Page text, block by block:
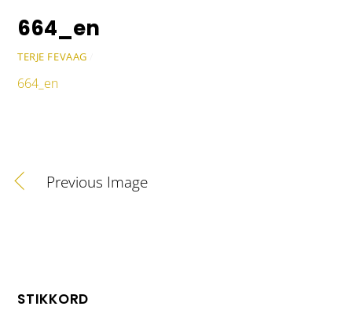
664_en
TERJE FEVAAG
664_en
Previous Image
STIKKORD